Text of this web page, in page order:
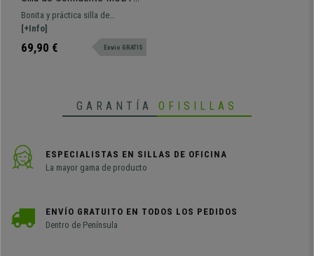
PIEL, Cómoda y Práctica,
Precio Increíble, Color Rojo
Bonita y práctica silla de
confidente MOBY PIEL. Estamos
ante la típica silla de confidente de
línea clásica para que se puedan
[+Info]
69,90 € Envio GRATIS
GARANTÍA OFISILLAS
ESPECIALISTAS EN SILLAS DE OFICINA
La mayor gama de producto
ENVÍO GRATUITO EN TODOS LOS PEDIDOS
Dentro de Península